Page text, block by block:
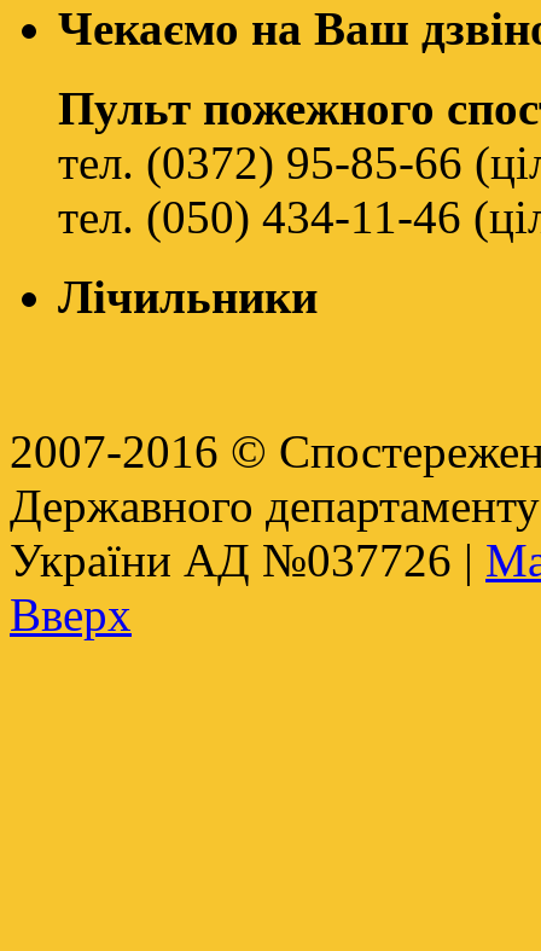
Чекаємо на Ваш
Пульт пожежного
тел. (0372) 95-85-66
тел. (050) 434-11-46
Лічильники
2007-2016 ©
Державного
України АД №037726 |
Вверх